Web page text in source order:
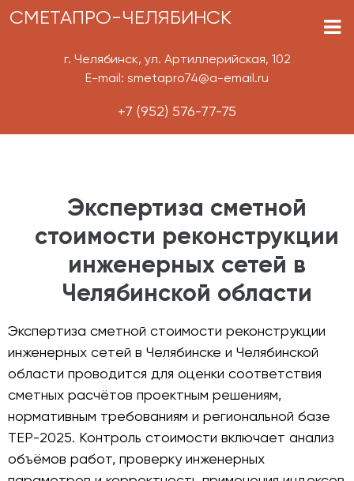
СМЕТАПРО-ЧЕЛЯБИНСК
г. Челябинск, ул. Артиллерийская, 102
E-mail: smetapro74@a-email.ru
+7 (952) 576-77-75
Экспертиза сметной
стоимости реконструкции
инженерных сетей в
Челябинской области
Экспертиза сметной стоимости реконструкции
инженерных сетей в Челябинске и Челябинской
области проводится для оценки соответствия
сметных расчётов проектным решениям,
нормативным требованиям и региональной базе
ТЕР-2025. Контроль стоимости включает анализ
объёмов работ, проверку инженерных